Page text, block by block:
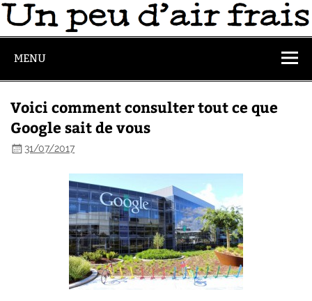
MENU
Voici comment consulter tout ce que
Google sait de vous
31/07/2017